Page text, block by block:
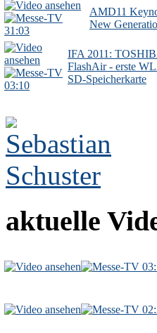
31:03
AMD11
New
03:10
IFA 2011:
FlashAir - erste
SD-Speicherkarte
aktuelle